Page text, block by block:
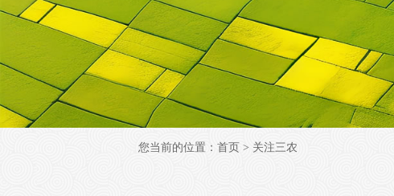
您当前的位置： 首页 > 关注三农